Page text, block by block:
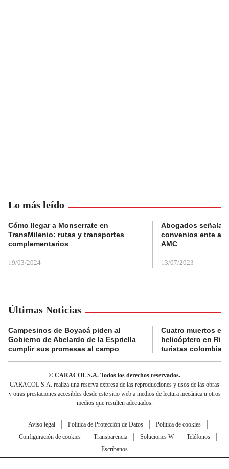
Lo más leído
Cómo llegar a Monserrate en
TransMilenio: rutas y transportes
complementarios
19/03/2024
Abogados
convenios ente
AMC
13/07/2023
Últimas Noticias
Campesinos de Boyacá piden al
Gobierno de Abelardo de la Espriella
cumplir sus promesas al campo
Cuatro muertos en
helicóptero en
turistas
© CARACOL S.A. Todos los derechos reservados.
CARACOL S.A. realiza una reserva expresa de las reproducciones y usos de las obras
y otras prestaciones accesibles desde este sitio web a medios de lectura mecánica u otros
medios que resulten adecuados.
Aviso legal Política de Protección de Datos
Política de cookies
Configuración de cookies
Transparencia Soluciones W
Teléfonos
Escríbanos